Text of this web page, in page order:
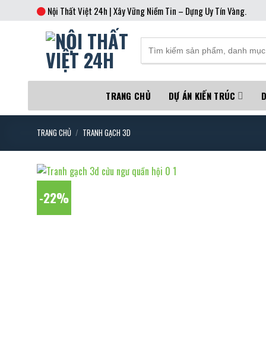
to
Nội Thất Việt 24h | Xây Vững Niềm Tin – Dựng Uy Tín Vàng.
TRANG CHỦ DỰ ÁN KIẾN TRÚC
TRANG CHỦ / TRANH GẠCH 3D
-22%